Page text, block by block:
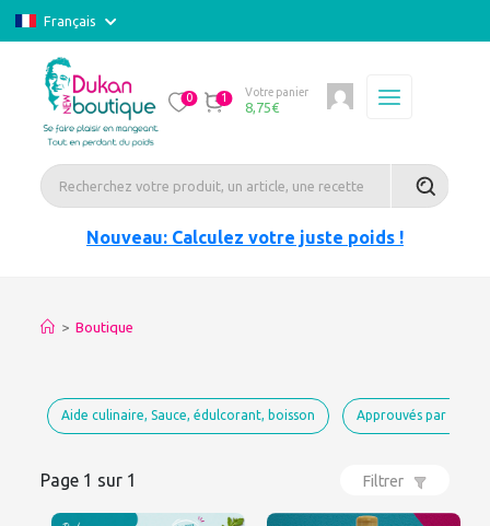
Français
0 1 Votre panier
8,75€
Nouveau: Calculez votre juste poids !
> Boutique
Aide culinaire, Sauce, édulcorant, boisson Approuvés par Dukan
Page 1 sur 1 Filtrer